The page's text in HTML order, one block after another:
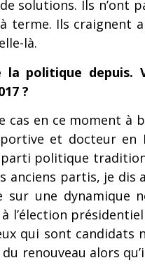
solutions. Ils n’ont
terme. Ils craignent
là.
politique depuis.
?
cas en ce moment à
et docteur en
parti politique
partis, je dis
sur une dynamique
l’élection
qui sont candidats
renouveau alors